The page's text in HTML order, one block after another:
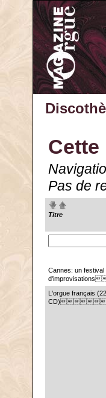
Cette
Pas de
Titre
Cannes: un festival
L'orgue français (22